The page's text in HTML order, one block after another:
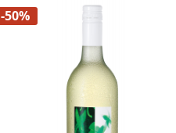
-50%